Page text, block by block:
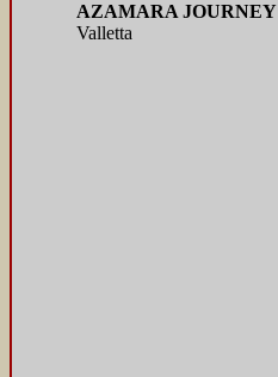
AZAMARA JOURNEY
Valletta